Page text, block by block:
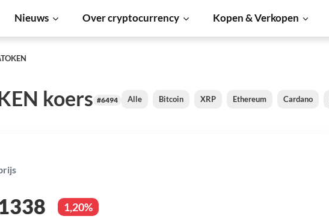
Nieuws Over cryptocurrency Kopen & Verkopen
koers #6494 Alle Bitcoin XRP Ethereum Cardano
1,20%